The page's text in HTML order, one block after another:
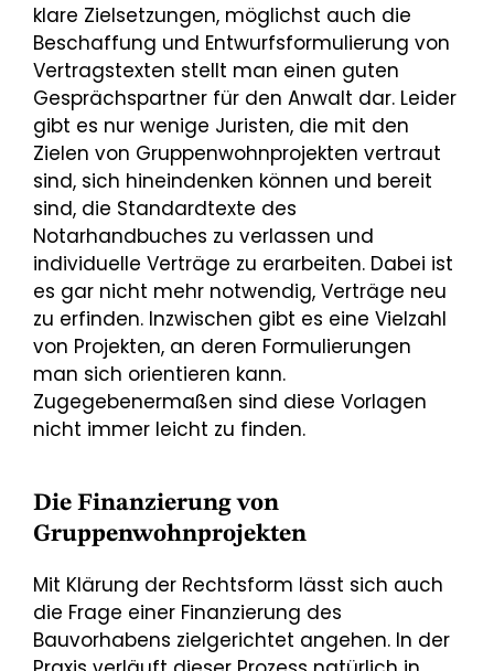
klare Zielsetzungen, möglichst auch die
Beschaffung und Entwurfsformulierung von
Vertragstexten stellt man einen guten
Gesprächspartner für den Anwalt dar. Leider
gibt es nur wenige Juristen, die mit den
Zielen von Gruppenwohnprojekten vertraut
sind, sich hineindenken können und bereit
sind, die Standardtexte des
Notarhandbuches zu verlassen und
individuelle Verträge zu erarbeiten. Dabei ist
es gar nicht mehr notwendig, Verträge neu
zu erfinden. Inzwischen gibt es eine Vielzahl
von Projekten, an deren Formulierungen
man sich orientieren kann.
Zugegebenermaßen sind diese Vorlagen
nicht immer leicht zu finden.
Die Finanzierung von
Gruppenwohnprojekten
Mit Klärung der Rechtsform lässt sich auch
die Frage einer Finanzierung des
Bauvorhabens zielgerichtet angehen. In der